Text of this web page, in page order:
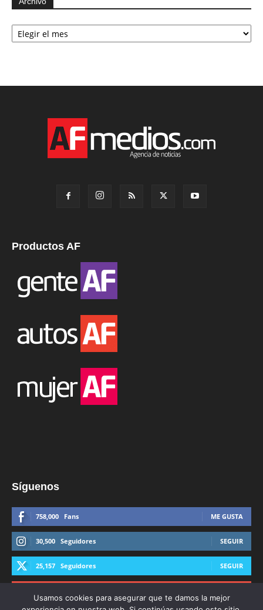
Archivo
Productos AF
Síguenos
758,000 Fans ME GUSTA
30,500 Seguidores SEGUIR
25,157 Seguidores SEGUIR
Usamos cookies para asegurar que te damos la mejor